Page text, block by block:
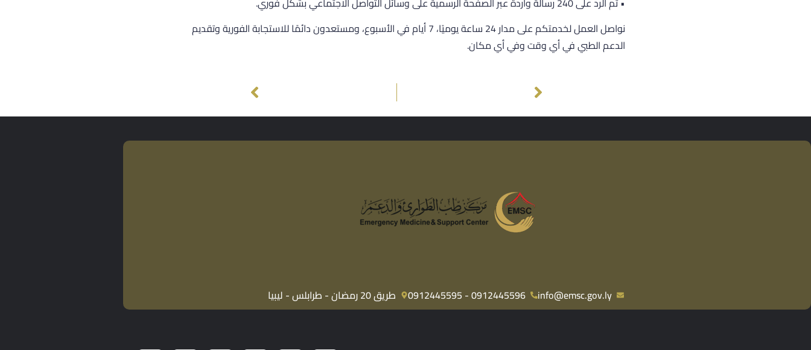
نواصل العمل لخدمتكم على مدار 24 ساعة يوميًا، 7 أيام في الأسبوع، ومستعدون دائمًا للاستجابة الفورية وتقديم
الدعم الطبي في أي وقت وفي أي مكان.
info@emsc.gov.ly
0912445596 - 0912445595 طريق 20 رمضان - طرابلس - ليبيا